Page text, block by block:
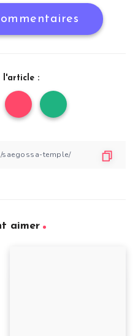
l'article :
aimer